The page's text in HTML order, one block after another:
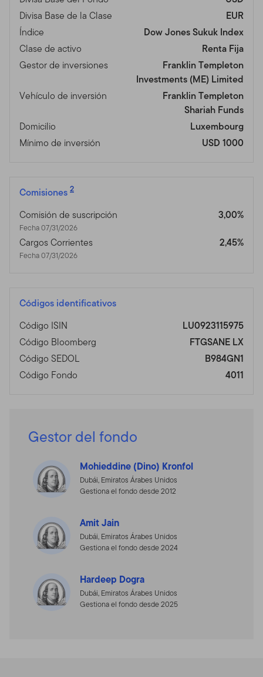
Divisa Base de la Clase
EUR
Índice
Dow Jones Sukuk Index
Clase de activo
Renta Fija
Gestor de inversiones
Franklin Templeton
Investments (ME) Limited
Vehículo de inversión
Franklin Templeton
Shariah Funds
Domicilio
Luxembourg
Mínimo de inversión
USD 1000
Comisiones 2
Comisión de suscripción
Fecha 07/31/2026
3,00%
Cargos Corrientes
Fecha 07/31/2026
2,45%
Códigos identificativos
Código ISIN
LU0923115975
Código Bloomberg
FTGSANE LX
Código SEDOL
B984GN1
Código Fondo
4011
Gestor del fondo
Mohieddine (Dino) Kronfol
Dubái, Emiratos Árabes Unidos
Gestiona el fondo desde 2012
Amit Jain
Dubái, Emiratos Árabes Unidos
Gestiona el fondo desde 2024
Hardeep Dogra
Dubái, Emiratos Árabes Unidos
Gestiona el fondo desde 2025